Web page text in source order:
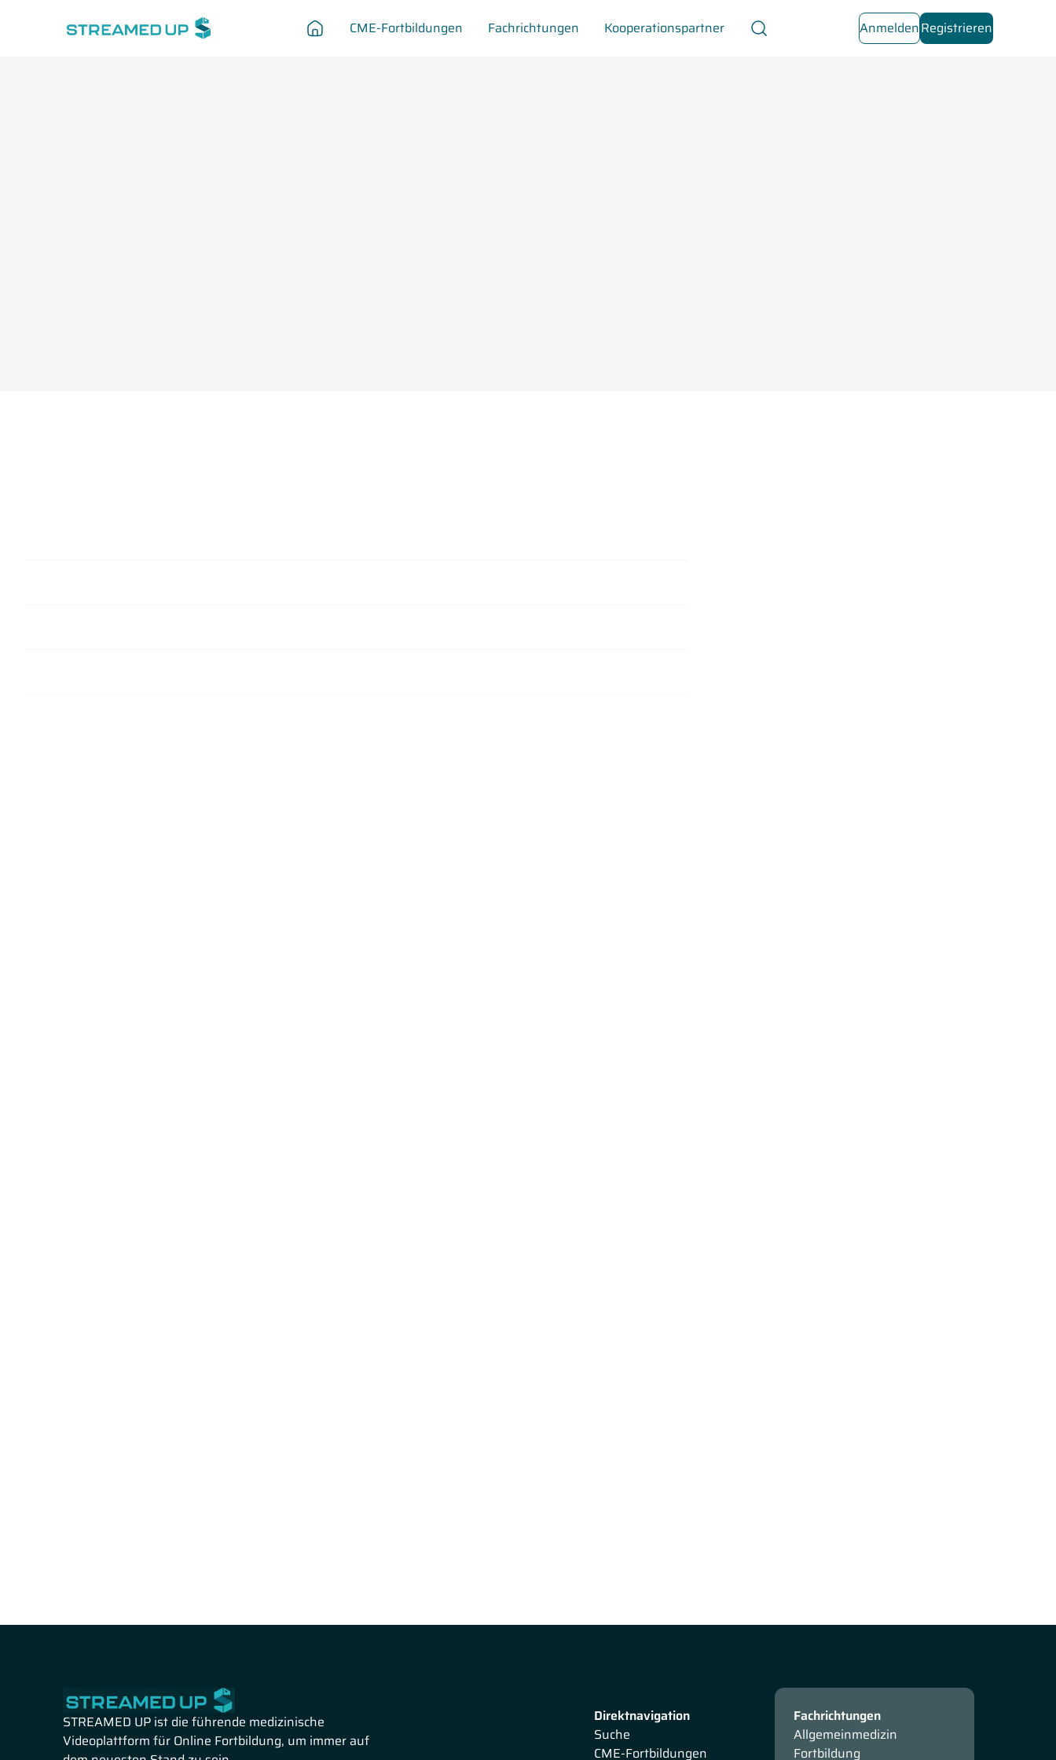
CME-Fortbildungen Fachrichtungen Kooperationspartner AnmeldenRegistrieren
STREAMED UP ist die führende medizinische
Videoplattform für Online Fortbildung, um immer auf
Direktnavigation
Suche
CME-Fortbildungen
Fachrichtungen
Allgemeinmedizin
Fortbildung